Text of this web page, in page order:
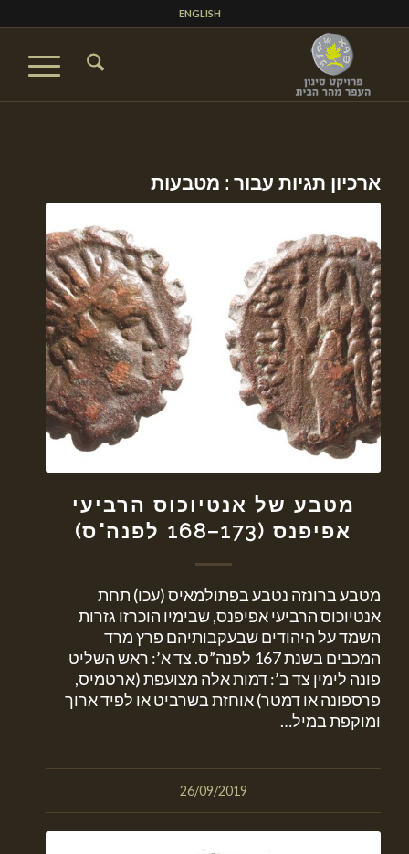
ENGLISH
ארכיון תגיות עבור : מטבעות
מטבע של אנטיוכוס הרביעי
אפיפנס (173–168 לפנה"ס)
מטבע ברונזה נטבע בפתולמאיס (עכו) תחת
אנטיוכוס הרביעי אפיפנס, שבימיו הוכרזו גזרות
השמד על היהודים שבעקבותיהם פרץ מרד
המכבים בשנת 167 לפנה”ס. צד א’: ראש השליט
פונה לימין צד ב’: דמות אלה מצועפת (ארטמיס,
פרספונה או דמטר) אוחזת בשרביט או לפיד ארוך
ומוקפת במיל…
26/09/2019